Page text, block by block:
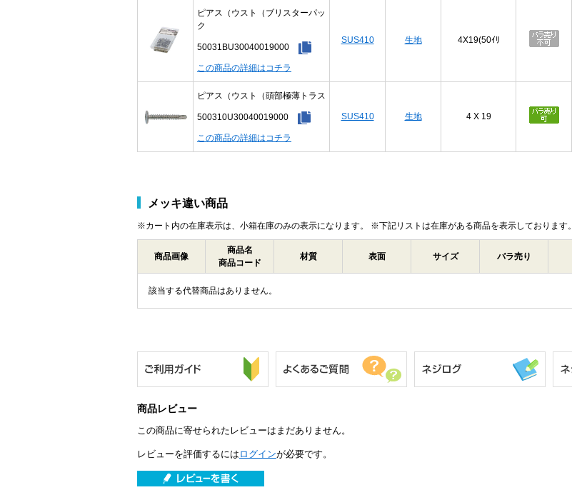
ピアス（ウスト（ブリスターパッ
ク
50031BU30040019000
この商品の詳細はコチラ
SUS410 生地 4X19(50ｲﾘ
ピアス（ウスト（頭部極薄トラス
500310U30040019000
この商品の詳細はコチラ
SUS410 生地 4 X 19
メッキ違い商品
※カート内の在庫表示は、小箱在庫のみの表示になります。 ※下記リストは在庫がある商品を表示しております。
商品画像
商品名
商品コード
材質 表面 サイズ バラ売り
該当する代替商品はありません。
商品レビュー
この商品に寄せられたレビューはまだありません。
レビューを評価するには ログインが必要です。